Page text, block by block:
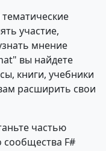
участие,
мнение
вы найдете
книги, учебники
расширить свои
частью
сообщества F#